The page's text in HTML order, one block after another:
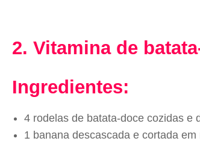
2. Vitamina de
Ingredientes:
4 rodelas de batata-doce cozidas e
1 banana descascada e cortada em